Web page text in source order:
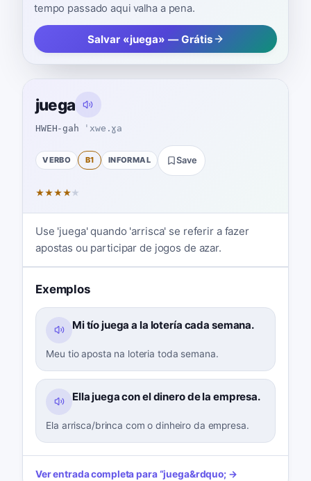
tempo passado aqui valha a pena.
Salvar «juega» — Grátis
juega
HWEH-gah ˈxwe.ɣa
VERBO B1 INFORMAL Save
★★★★★
Use 'juega' quando 'arrisca' se referir a fazer
apostas ou participar de jogos de azar.
Exemplos
Mi tío juega a la lotería cada semana.
Meu tio aposta na loteria toda semana.
Ella juega con el dinero de la empresa.
Ela arrisca/brinca com o dinheiro da empresa.
Ver entrada completa para“juega&rdquo; →